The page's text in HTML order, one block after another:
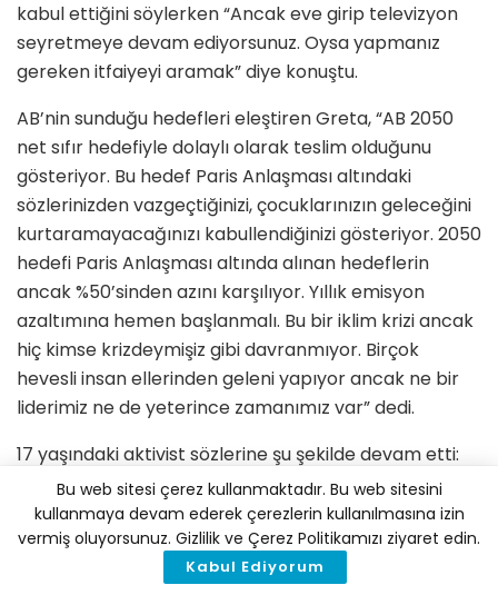
kabul ettiğini söylerken “Ancak eve girip televizyon
seyretmeye devam ediyorsunuz. Oysa yapmanız
gereken itfaiyeyi aramak” diye konuştu.
AB’nin sunduğu hedefleri eleştiren Greta, “AB 2050
net sıfır hedefiyle dolaylı olarak teslim olduğunu
gösteriyor. Bu hedef Paris Anlaşması altındaki
sözlerinizden vazgeçtiğinizi, çocuklarınızın geleceğini
kurtaramayacağınızı kabullendiğinizi gösteriyor. 2050
hedefi Paris Anlaşması altında alınan hedeflerin
ancak %50’sinden azını karşılıyor. Yıllık emisyon
azaltımına hemen başlanmalı. Bu bir iklim krizi ancak
hiç kimse krizdeymişiz gibi davranmıyor. Birçok
hevesli insan ellerinden geleni yapıyor ancak ne bir
liderimiz ne de yeterince zamanımız var” dedi.
17 yaşındaki aktivist sözlerine şu şekilde devam etti:
“Kimsenin uymak zorunda olmadığı bir yasaya
zorunluymuş gibi bakıyorsunuz. Boş sözlerle acil
durumun sonlanacağını sanıyorsunuz. Hiçbir politika,
plan veya anlaşma bugün başlamadığı takdirde
Bu web sitesi çerez kullanmaktadır. Bu web sitesini
kullanmaya devam ederek çerezlerin kullanılmasına izin
vermiş oluyorsunuz. Gizlilik ve Çerez Politikamızı ziyaret edin.
Kabul Ediyorum